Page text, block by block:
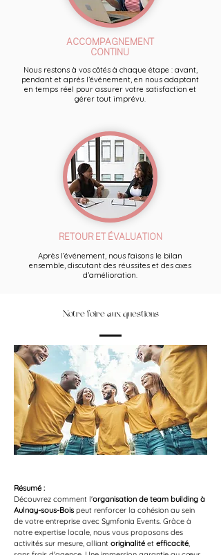
ACCOMPAGNEMENT
CONTINU
Nous restons à vos côtés à chaque étape : avant,
pendant et après l’événement, en nous adaptant
en temps réel pour assurer votre satisfaction et
gérer tout imprévu.
RETOUR ET ÉVALUATION
Après l’événement, nous faisons le bilan
ensemble, discutant des réussites et des axes
d’amélioration.
Notre foire aux questions
Résumé :
Découvrez comment l'organisation de team building à
Aulnay-sous-Bois peut renforcer la cohésion au sein
de votre entreprise avec Symfonia Events. Grâce à
notre expertise locale, nous vous proposons des
activités sur mesure, alliant originalité et efficacité,